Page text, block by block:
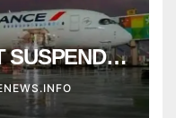
SUSPENDU
PARIS ?